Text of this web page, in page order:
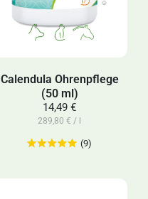
Calendula Ohrenpflege
(50 ml)
14,49 €
289,80 € / l
(9)